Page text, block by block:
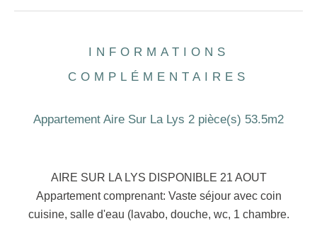
INFORMATIONS
COMPLÉMENTAIRES
Appartement Aire Sur La Lys 2 pièce(s) 53.5m2
AIRE SUR LA LYS DISPONIBLE 21 AOUT
Appartement comprenant: Vaste séjour avec coin
cuisine, salle d'eau (lavabo, douche, wc, 1 chambre.